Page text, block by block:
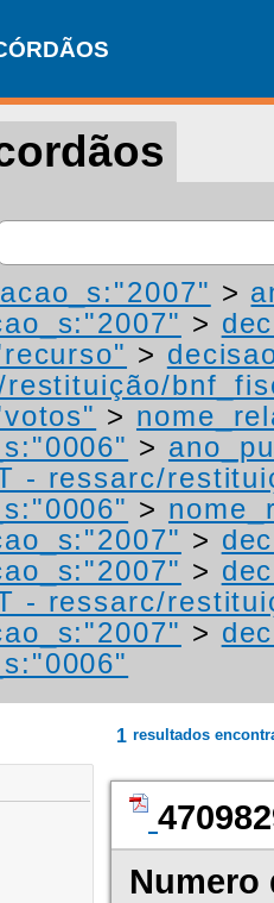
>
>
>
restituição/
>
>
- ressarc/
>
>
>
- ressarc/
>
1 resultados
Numero